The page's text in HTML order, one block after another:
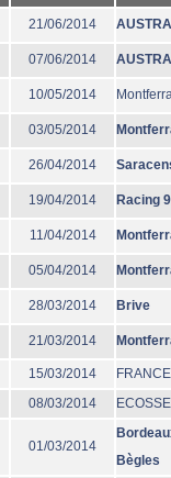
21/06/2014
07/06/2014
10/05/2014
03/05/2014
26/04/2014
19/04/2014 Racing
11/04/2014
05/04/2014
28/03/2014 Brive
21/03/2014
15/03/2014
FRANCE
08/03/2014 ECOSSE
01/03/2014
Bègles